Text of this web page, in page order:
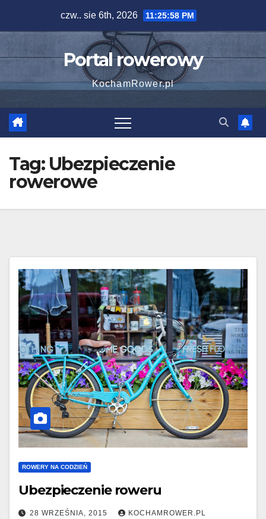
czw.. sie 6th, 2026 11:25:58 PM
Portal rowerowy
KochamRower.pl
Tag: Ubezpieczenie
rowerowe
ROWERY NA CODZIEŃ
Ubezpieczenie roweru
28 WRZEŚNIA, 2015 KOCHAMROWER.PL